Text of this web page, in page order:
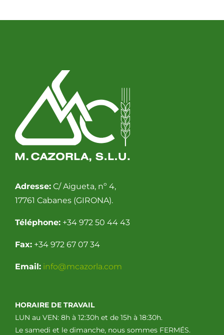
Adresse:C/ Aigueta, nº 4,
17761 Cabanes (GIRONA).
Téléphone:+34 972 50 44 43
Fax:+34 972 67 07 34
Email: info@mcazorla.com
HORAIRE DE TRAVAIL
LUN au VEN: 8h à 12:30h et de 15h à 18:30h.
Le samedi et le dimanche, nous sommes FERMÉS.